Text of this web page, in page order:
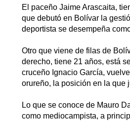
El paceño Jaime Arascaita,
que debutó en Bolívar la
deportista se desempeña
Otro que viene de filas de
derecho, tiene 21 años, está
cruceño Ignacio García,
orureño, la posición en la que
Lo que se conoce de Mauro
como mediocampista, a